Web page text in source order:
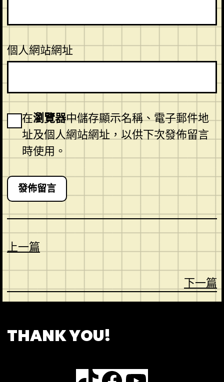
個人網站網址
在瀏覽器中儲存顯示名稱、電子郵件地
址及個人網站網址，以供下次發佈留言
時使用。
上一篇
下一篇
THANK YOU!